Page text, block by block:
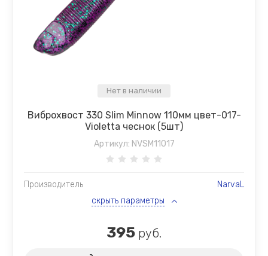
Нет в наличии
Виброхвост 330 Slim Minnow 110мм цвет-017-
Violetta чеснок (5шт)
Артикул: NVSM11017
Производитель
NarvaL
скрыть параметры
395 руб.